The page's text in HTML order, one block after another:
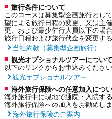
旅行条件について
このコースは募集型企画旅行とし
望による旅行日程の変更、又は主
更、および最少催行人員以下の場
旅行日程および旅行代金を変更す
当社約款（募集型企画旅行）
観光オプショナルツアーについて
以下のリンクからお申込みください
観光オプショナルツアー
海外旅行保険への任意加入につ
海外旅行中に現地で通院・入院す
海外旅行保険への加入をお勧めしま
海外旅行保険のご案内